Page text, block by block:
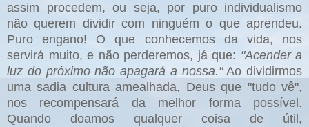
assim procedem, ou seja, por puro individualismo
não querem dividir com ninguém o que aprendeu.
Puro engano! O que conhecemos da vida, nos
servirá muito, e não perderemos, já que: "Acender a
luz do próximo não apagará a nossa."Ao dividirmos
uma sadia cultura amealhada, Deus que "tudo vê",
nos recompensará da melhor forma possível.
Quando doamos qualquer coisa de útil,